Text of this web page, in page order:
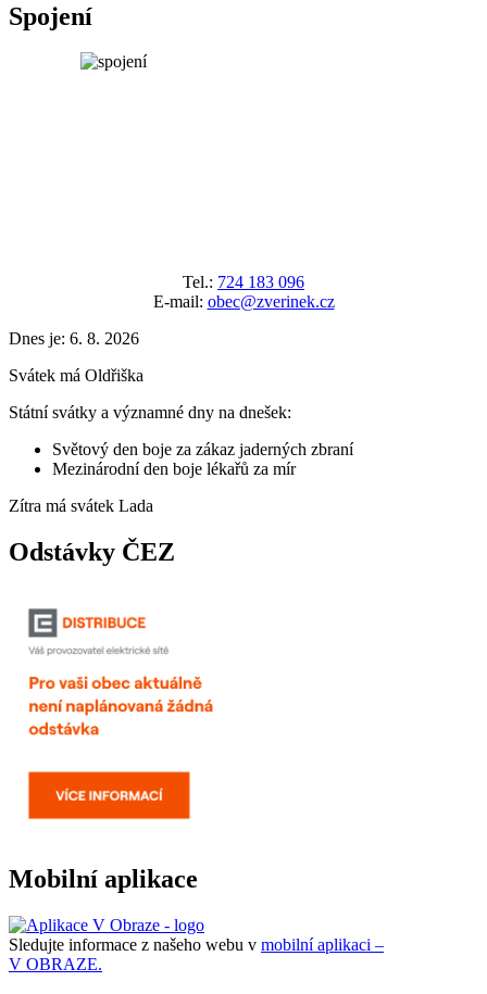
Spojení
Tel.: 724 183 096
E-mail: obec@zverinek.cz
Dnes je: 6. 8. 2026
Svátek má Oldřiška
Státní svátky a významné dny na dnešek:
Světový den boje za zákaz jaderných zbraní
Mezinárodní den boje lékařů za mír
Zítra má svátek Lada
Odstávky ČEZ
Mobilní aplikace
Sledujte informace z našeho webu v mobilní aplikaci –
V OBRAZE.